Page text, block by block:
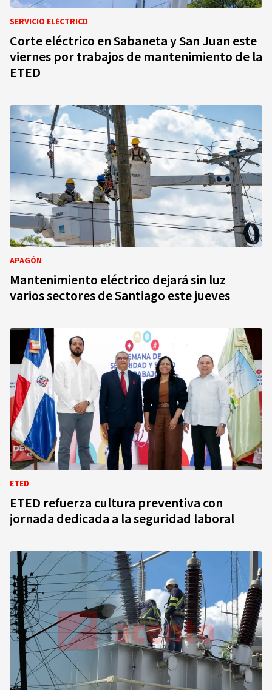
SERVICIO ELÉCTRICO
Corte eléctrico en Sabaneta y San Juan este
viernes por trabajos de mantenimiento de la
ETED
APAGÓN
Mantenimiento eléctrico dejará sin luz
varios sectores de Santiago este jueves
ETED
ETED refuerza cultura preventiva con
jornada dedicada a la seguridad laboral